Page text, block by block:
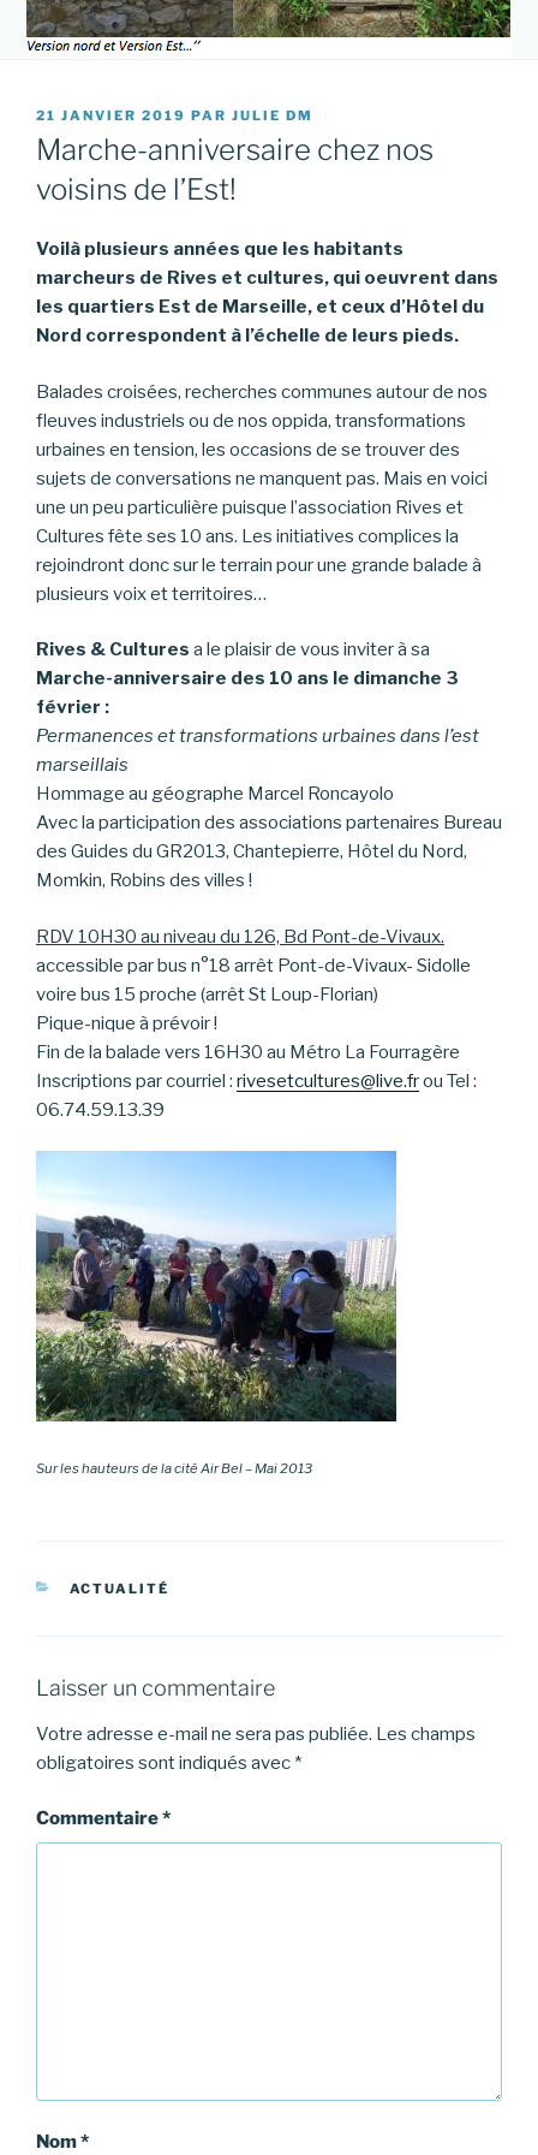
PUBLIÉ
LE
21 JANVIER 2019 PAR JULIE DM
Marche-anniversaire chez nos
voisins de l’Est!
Voilà plusieurs années que les habitants
marcheurs de Rives et cultures, qui oeuvrent dans
les quartiers Est de Marseille, et ceux d’Hôtel du
Nord correspondent à l’échelle de leurs pieds.
Balades croisées, recherches communes autour de nos
fleuves industriels ou de nos oppida, transformations
urbaines en tension, les occasions de se trouver des
sujets de conversations ne manquent pas. Mais en voici
une un peu particulière puisque l’association Rives et
Cultures fête ses 10 ans. Les initiatives complices la
rejoindront donc sur le terrain pour une grande balade à
plusieurs voix et territoires…
Rives & Cultures a le plaisir de vous inviter à sa
Marche-anniversaire des 10 ans le dimanche 3
février :
Permanences et transformations urbaines dans l’est
marseillais
Hommage au géographe Marcel Roncayolo
Avec la participation des associations partenaires Bureau
des Guides du GR2013, Chantepierre, Hôtel du Nord,
Momkin, Robins des villes !
RDV 10H30 au niveau du 126, Bd Pont-de-Vivaux.
accessible par bus n°18 arrêt Pont-de-Vivaux- Sidolle
voire bus 15 proche (arrêt St Loup-Florian)
Pique-nique à prévoir !
Fin de la balade vers 16H30 au Métro La Fourragère
Inscriptions par courriel : rivesetcultures@live.frou Tel :
06.74.59.13.39
Sur les hauteurs de la cité Air Bel – Mai 2013
CATÉGORIES
ACTUALITÉ
Laisser un commentaire
Votre adresse e-mail ne sera pas publiée. Les champs
obligatoires sont indiqués avec *
Commentaire*
Nom*